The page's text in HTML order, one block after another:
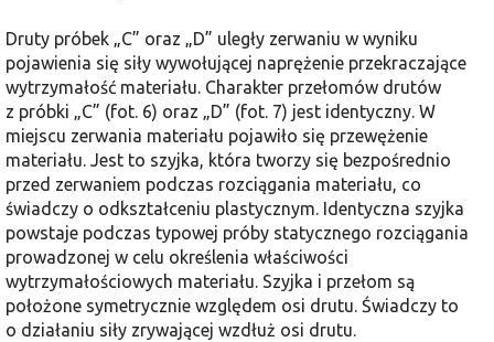
Druty próbek „C” oraz „D” uległy zerwaniu w wyniku
pojawienia się siły wywołującej naprężenie przekraczające
wytrzymałość materiału. Charakter przełomów drutów
z próbki „C” (fot. 6) oraz „D” (fot. 7) jest identyczny. W
miejscu zerwania materiału pojawiło się przewężenie
materiału. Jest to szyjka, która tworzy się bezpośrednio
przed zerwaniem podczas rozciągania materiału, co
świadczy o odkształceniu plastycznym. Identyczna szyjka
powstaje podczas typowej próby statycznego rozciągania
prowadzonej w celu określenia właściwości
wytrzymałościowych materiału. Szyjka i przełom są
położone symetrycznie względem osi drutu. Świadczy to
o działaniu siły zrywającej wzdłuż osi drutu.